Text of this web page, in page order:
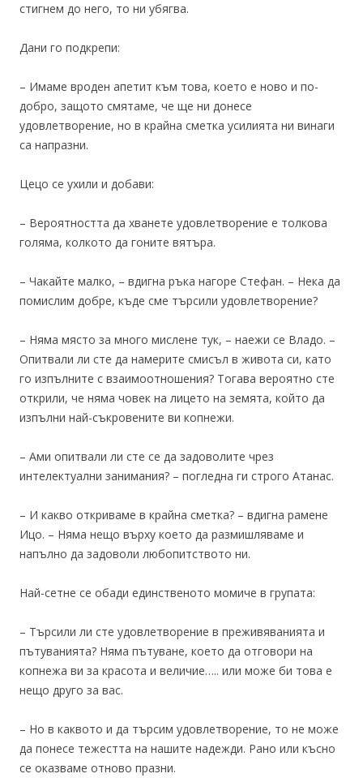
стигнем до него, то ни убягва.
Дани го подкрепи:
– Имаме вроден апетит към това, което е ново и по-
добро, защото смятаме, че ще ни донесе
удовлетворение, но в крайна сметка усилията ни винаги
са напразни.
Цецо се ухили и добави:
– Вероятността да хванете удовлетворение е толкова
голяма, колкото да гоните вятъра.
– Чакайте малко, – вдигна ръка нагоре Стефан. – Нека да
помислим добре, къде сме търсили удовлетворение?
– Няма място за много мислене тук, – наежи се Владо. –
Опитвали ли сте да намерите смисъл в живота си, като
го изпълните с взаимоотношения? Тогава вероятно сте
открили, че няма човек на лицето на земята, който да
изпълни най-съкровените ви копнежи.
– Ами опитвали ли сте се да задоволите чрез
интелектуални занимания? – погледна ги строго Атанас.
– И какво откриваме в крайна сметка? – вдигна рамене
Ицо. – Няма нещо върху което да размишляваме и
напълно да задоволи любопитството ни.
Най-сетне се обади единственото момиче в групата:
– Търсили ли сте удовлетворение в преживяванията и
пътуванията? Няма пътуване, което да отговори на
копнежа ви за красота и величие….. или може би това е
нещо друго за вас.
– Но в каквото и да търсим удовлетворение, то не може
да понесе тежестта на нашите надежди. Рано или късно
се оказваме отново празни.